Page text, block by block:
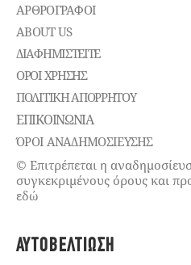
ΑΡΘΡΟΓΡΑΦΟΙ
ABOUT US
ΔΙΑΦΗΜΙΣΤΕΊΤΕ
ΌΡΟΙ ΧΡΉΣΗΣ
ΠΟΛΙΤΙΚΉ ΑΠΟΡΡΉΤΟΥ
ΕΠΙΚΟΙΝΩΝΊΑ
ΌΡΟΙ ΑΝΑΔΗΜΟΣΙΕΥΣΗΣ
© Επιτρέπεται η
συγκεκριμένους όρους και
εδώ
ΑΥΤΟΒΕΛΤΊΩΣΗ